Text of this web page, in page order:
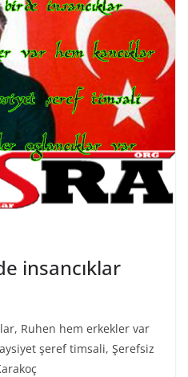
insancıklar
Ruhen hem erkekler var
şeref timsali, Şerefsiz